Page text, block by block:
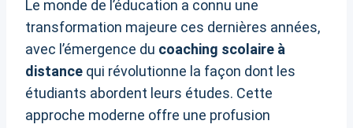
Le monde de l’éducation a connu une
transformation majeure ces dernières années,
avec l’émergence du coaching scolaire à
distance qui révolutionne la façon dont les
étudiants abordent leurs études. Cette
approche moderne offre une profusion